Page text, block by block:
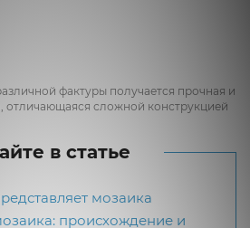
фактуры получается прочная и
отличающаяся сложной конструкцией
в статье
мозаика
происхождение и